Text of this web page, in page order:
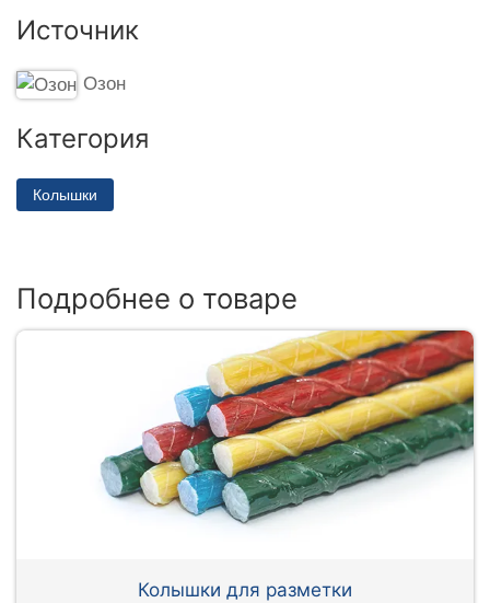
Источник
Озон
Категория
Колышки
Подробнее о товаре
Колышки для разметки